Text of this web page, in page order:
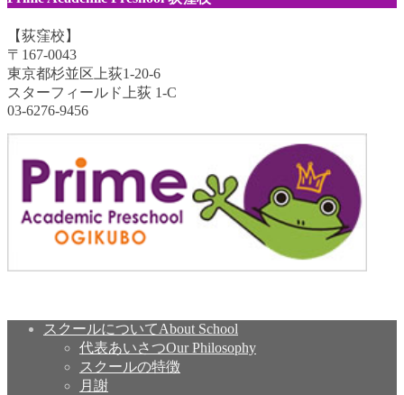
【荻窪校】
〒167-0043
東京都杉並区上荻1-20-6
スターフィールド上荻 1-C
03-6276-9456
スクールについてAbout School
代表あいさつOur Philosophy
スクールの特徴
月謝